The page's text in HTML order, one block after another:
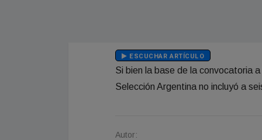
ESCUCHAR ARTÍCULO
Si bien la base de la convocatoria
Selección Argentina no incluyó a
Autor: